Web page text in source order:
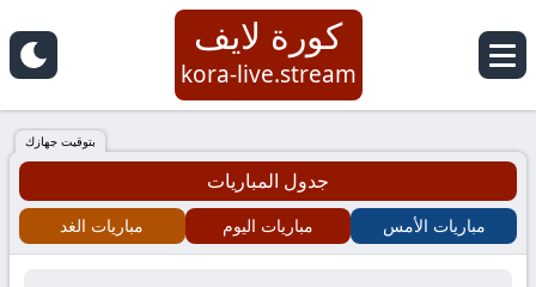
كورة
لايف
|
koora
كورة لايف
kora-live.stream
بتوقيت جهازك
جدول المباريات
مباريات الأمس مباريات اليوم مباريات الغد